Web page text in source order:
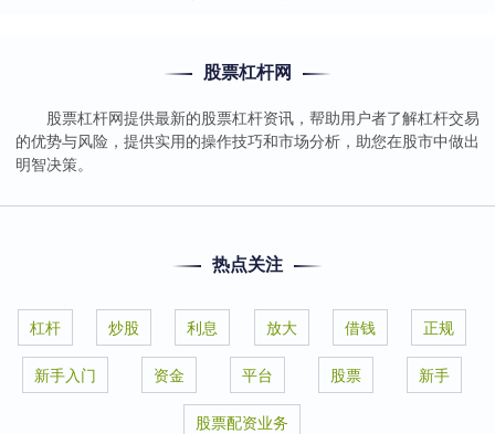
股票杠杆网
股票杠杆网提供最新的股票杠杆资讯，帮助用户者了解杠杆交易
的优势与风险，提供实用的操作技巧和市场分析，助您在股市中做出
明智决策。
热点关注
杠杆 炒股 利息 放大 借钱 正规
新手入门 资金 平台 股票 新手
股票配资业务